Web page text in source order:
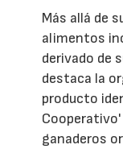
Más allá de
alimentos
derivado de
destaca la
producto
ganaderos